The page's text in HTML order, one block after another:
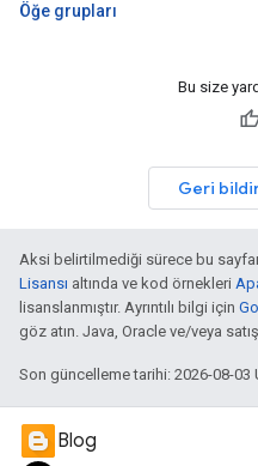
Öğe grupları
Bu size
Geri
Aksi belirtilmediği sürece bu
Lisansı altında ve kod örnekleri
lisanslanmıştır. Ayrıntılı bilgi için
göz atın. Java, Oracle ve/veya
Son güncelleme tarihi: 2026-08-03
Blog